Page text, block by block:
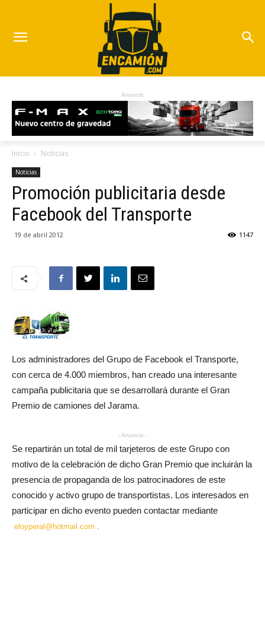
Anuncio
Inicio Noticias
Noticias
Promoción publicitaria desde
Facebook del Transporte
19 de abril 2012 1147
Los administradores del Grupo de Facebook el Transporte,
con cerca de 4.000 miembros, han creado una interesante
campaña publicitaria que se desarrollará durante el Gran
Premio de camiones del Jarama.
- Anuncio -
Se repartirán un total de mil tarjeteros de este Grupo con
motivo de la celebración de dicho Gran Premio que incluirán la
presencia de propaganda de los patrocinadores de este
conocido y activo grupo de transportistas. Los interesados en
participar en dicho evento pueden contactar mediante
eloyperal@hotmail.com .